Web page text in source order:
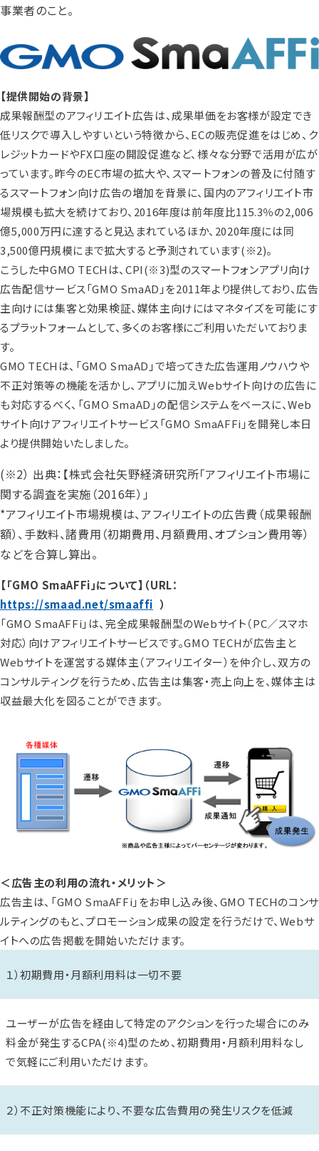
事業者のこと。
【提供開始の背景】
成果報酬型のアフィリエイト広告は、成果単価をお客様が設定でき
低リスクで導入しやすいという特徴から、ECの販売促進をはじめ、ク
レジットカードやFX口座の開設促進など、様々な分野で活用が広が
っています。昨今のEC市場の拡大や、スマートフォンの普及に付随す
るスマートフォン向け広告の増加を背景に、国内のアフィリエイト市
場規模も拡大を続けており、2016年度は前年度比115.3％の2,006
億5,000万円に達すると見込まれているほか、2020年度には同
3,500億円規模にまで拡大すると予測されています(※2)。
こうした中GMO TECHは、CPI(※3)型のスマートフォンアプリ向け
広告配信サービス「GMO SmaAD」を2011年より提供しており、広告
主向けには集客と効果検証、媒体主向けにはマネタイズを可能にす
るプラットフォームとして、多くのお客様にご利用いただいておりま
す。
GMO TECHは、「GMO SmaAD」で培ってきた広告運用ノウハウや
不正対策等の機能を活かし、アプリに加えWebサイト向けの広告に
も対応するべく、「GMO SmaAD」の配信システムをベースに、Web
サイト向けアフィリエイトサービス「GMO SmaAFFi」を開発し本日
より提供開始いたしました。
(※2） 出典：【株式会社矢野経済研究所「アフィリエイト市場に
関する調査を実施（2016年）」
*アフィリエイト市場規模は、アフィリエイトの広告費（成果報酬
額）、手数料、諸費用（初期費用、月額費用、オプション費用等）
などを合算し算出。
【「GMO SmaAFFi」について】（URL：
https://smaad.net/smaaffi ）
「GMO SmaAFFi」は、完全成果報酬型のWebサイト（PC／スマホ
対応）向けアフィリエイトサービスです。GMO TECHが広告主と
Webサイトを運営する媒体主（アフィリエイター）を仲介し、双方の
コンサルティングを行うため、広告主は集客・売上向上を、媒体主は
収益最大化を図ることができます。
＜広告主の利用の流れ・メリット＞
広告主は、「GMO SmaAFFi」をお申し込み後、GMO TECHのコンサ
ルティングのもと、プロモーション成果の設定を行うだけで、Webサ
イトへの広告掲載を開始いただけます。
１）初期費用・月額利用料は一切不要
ユーザーが広告を経由して特定のアクションを行った場合にのみ
料金が発生するCPA(※4)型のため、初期費用・月額利用料なし
で気軽にご利用いただけます。
２）不正対策機能により、不要な広告費用の発生リスクを低減